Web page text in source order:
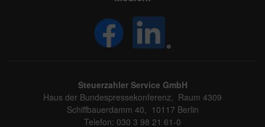
Steuerzahler Service GmbH
Haus der Bundespressekonferenz, Raum 4309
Schiffbauerdamm 40, 10117 Berlin
Telefon: 030 3 98 21 61-0